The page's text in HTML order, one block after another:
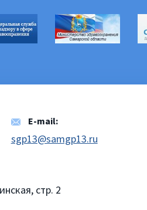
E-mail:
sgp13@samgp13.ru
стр. 2